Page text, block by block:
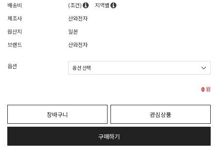
배송비
(조건)
지역별
제조사
산와전자
원산지
일본
브랜드
산와전자
옵션
0원
장바구니 관심상품
구매하기